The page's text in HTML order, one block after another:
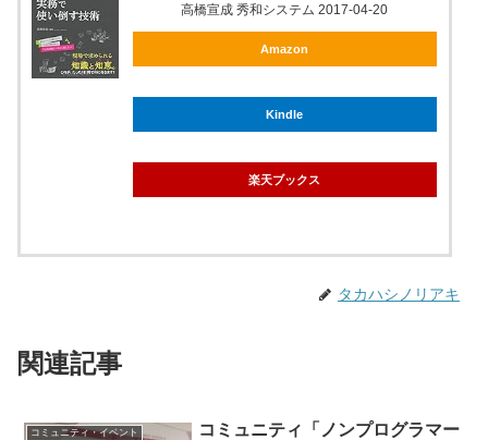
高橋宣成 秀和システム 2017-04-20
Amazon
Kindle
楽天ブックス
タカハシノリアキ
関連記事
コミュニティ・イベント
コミュニティ「ノンプログラマー